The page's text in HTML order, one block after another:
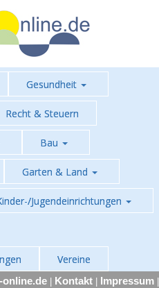
Gesundheit
Recht & Steuern
Bau
Garten & Land
Jugendeinrichtungen
Vereine
online.de| Kontakt| Impressum|